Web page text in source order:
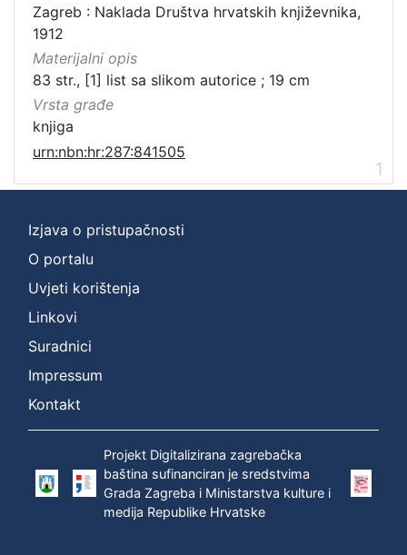
Zagreb : Naklada Društva hrvatskih književnika,
1912
Materijalni opis
83 str., [1] list sa slikom autorice ; 19 cm
Vrsta građe
knjiga
urn:nbn:hr:287:841505
1
Izjava o pristupačnosti
O portalu
Uvjeti korištenja
Linkovi
Suradnici
Impressum
Kontakt
Projekt Digitalizirana zagrebačka
baština sufinanciran je sredstvima
Grada Zagreba i Ministarstva kulture i
medija Republike Hrvatske